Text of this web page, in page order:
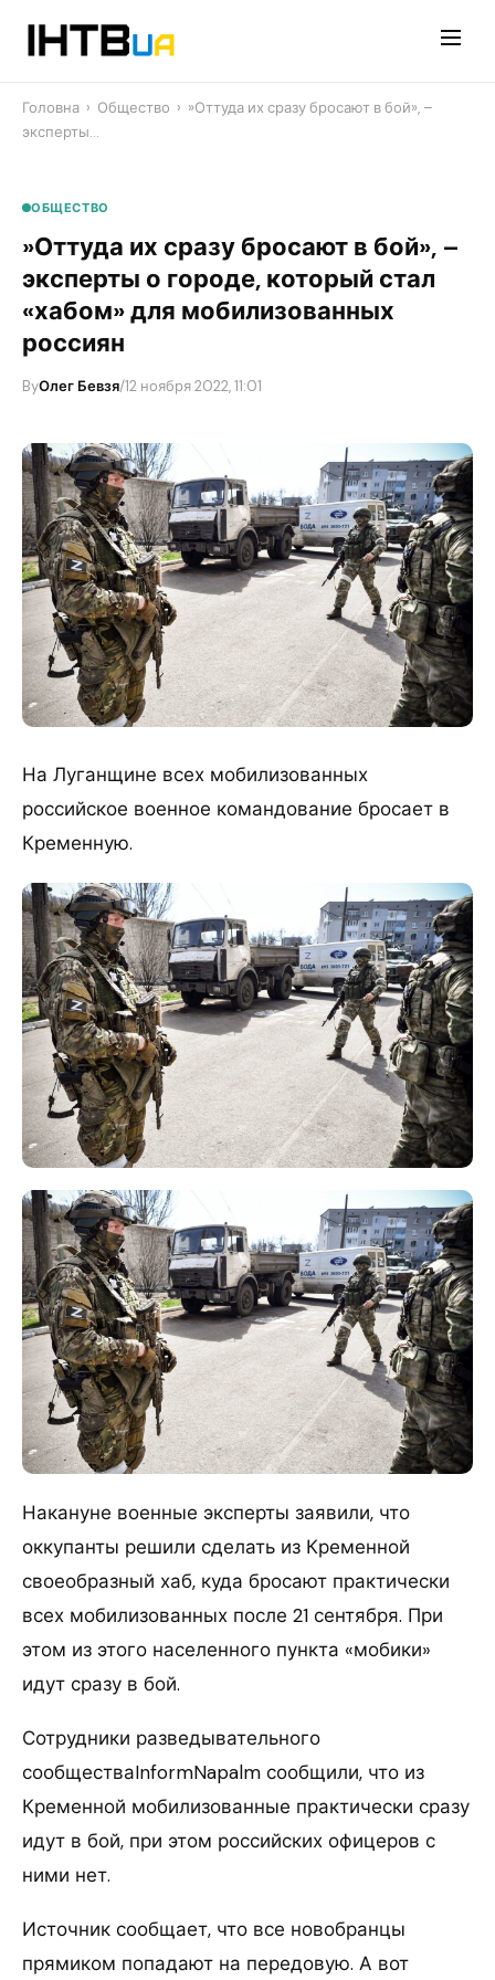
Головна › Общество › ​»Оттуда их сразу бросают в бой», –
эксперты…
ОБЩЕСТВО
​»Оттуда их сразу бросают в бой», –
эксперты о городе, который стал
«хабом» для мобилизованных
россиян
ByОлег Бевзя/12 ноября 2022, 11:01
На Луганщине всех мобилизованных
российское военное командование бросает в
Кременную.
Накануне военные эксперты заявили, что
оккупанты решили сделать из Кременной
своеобразный хаб, куда бросают практически
всех мобилизованных после 21 сентября. При
этом из этого населенного пункта «мобики»
идут сразу в бой.
Сотрудники разведывательного
сообществаInformNapalm сообщили, что из
Кременной мобилизованные практически сразу
идут в бой, при этом российских офицеров с
ними нет.
Источник сообщает, что все новобранцы
прямиком попадают на передовую. А вот